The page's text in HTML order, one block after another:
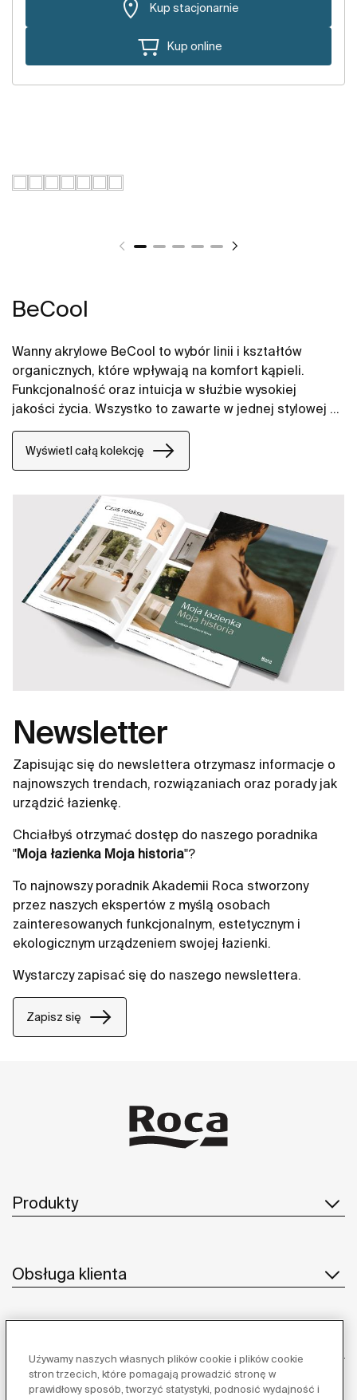
Kup stacjonarnie
Kup online
BeCool
Wanny akrylowe BeCool to wybór linii i kształtów
organicznych, które wpływają na komfort kąpieli.
Funkcjonalność oraz intuicja w służbie wysokiej
jakości życia. Wszystko to zawarte w jednej stylowej i
inteligentnie zaprojektowanej formie z kolekcji
BeCool.
Wyświetl całą kolekcję
Newsletter
Zapisując się do newslettera otrzymasz informacje o
najnowszych trendach, rozwiązaniach oraz porady jak
urządzić łazienkę.
Chciałbyś otrzymać dostęp do naszego poradnika
"Moja łazienka Moja historia"?
To najnowszy poradnik Akademii Roca stworzony
przez naszych ekspertów z myślą osobach
zainteresowanych funkcjonalnym, estetycznym i
ekologicznym urządzeniem swojej łazienki.
Wystarczy zapisać się do naszego newslettera.
Zapisz się
Produkty
Obsługa klienta
Używamy naszych własnych plików cookie i plików cookie
stron trzecich, które pomagają prowadzić stronę w
prawidłowy sposób, tworzyć statystyki, podnosić wydajność i